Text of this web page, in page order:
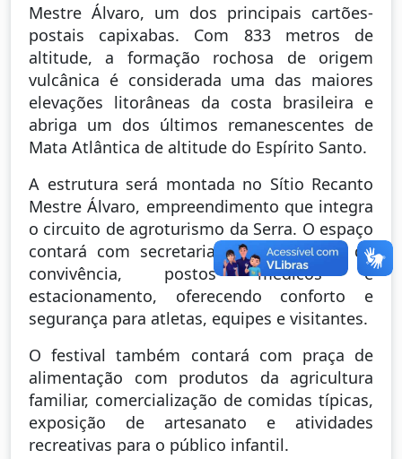
Mestre Álvaro, um dos principais cartões-
postais capixabas. Com 833 metros de
altitude, a formação rochosa de origem
vulcânica é considerada uma das maiores
elevações litorâneas da costa brasileira e
abriga um dos últimos remanescentes de
Mata Atlântica de altitude do Espírito Santo.
A estrutura será montada no Sítio Recanto
Mestre Álvaro, empreendimento que integra
o circuito de agroturismo da Serra. O espaço
contará com secretaria de prova, área de
convivência, postos médicos e
estacionamento, oferecendo conforto e
segurança para atletas, equipes e visitantes.
O festival também contará com praça de
alimentação com produtos da agricultura
familiar, comercialização de comidas típicas,
exposição de artesanato e atividades
recreativas para o público infantil.